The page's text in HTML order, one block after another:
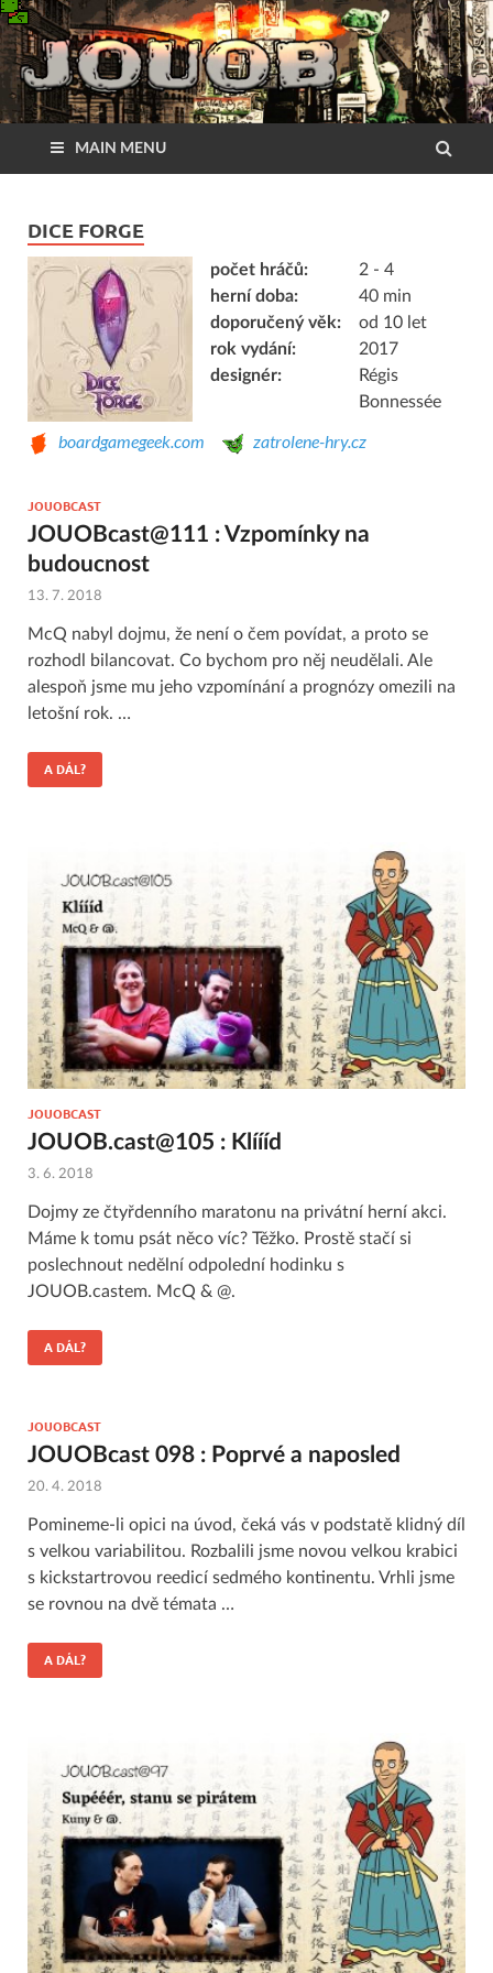
MAIN MENU
DICE FORGE
počet hráčů:
2 - 4
herní doba:
40 min
doporučený věk:
od 10 let
rok vydání:
2017
designér:
Régis
Bonnessée
boardgamegeek.com zatrolene-hry.cz
JOUOBCAST
JOUOBcast@111 : Vzpomínky na
budoucnost
13. 7. 2018
McQ nabyl dojmu, že není o čem povídat, a proto se
rozhodl bilancovat. Co bychom pro něj neudělali. Ale
alespoň jsme mu jeho vzpomínání a prognózy omezili na
letošní rok. …
A DÁL?
JOUOBCAST
JOUOB.cast@105 : Klíííd
3. 6. 2018
Dojmy ze čtyřdenního maratonu na privátní herní akci.
Máme k tomu psát něco víc? Těžko. Prostě stačí si
poslechnout nedělní odpolední hodinku s
JOUOB.castem. McQ & @.
A DÁL?
JOUOBCAST
JOUOBcast 098 : Poprvé a naposled
20. 4. 2018
Pomineme-li opici na úvod, čeká vás v podstatě klidný díl
s velkou variabilitou. Rozbalili jsme novou velkou krabici
s kickstartrovou reedicí sedmého kontinentu. Vrhli jsme
se rovnou na dvě témata …
A DÁL?